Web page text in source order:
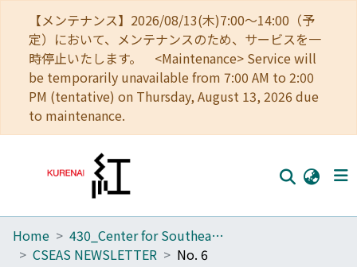
【メンテナンス】2026/08/13(木)7:00～14:00（予
定）において、メンテナンスのため、サービスを一
時停止いたします。 <Maintenance> Service will
be temporarily unavailable from 7:00 AM to 2:00
PM (tentative) on Thursday, August 13, 2026 due
to maintenance.
Home
Home
430_Center for Southeast Asian Studies
CSEAS NEWSLETTER
No. 6